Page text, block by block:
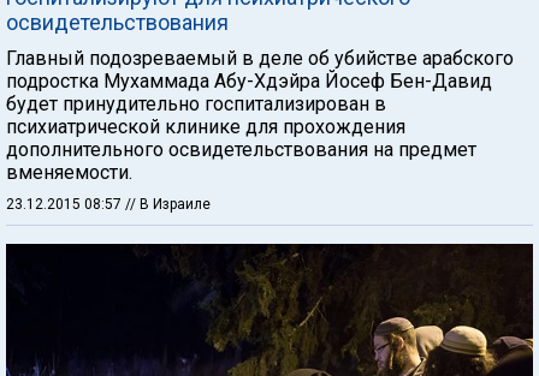
освидетельствования
Главный подозреваемый в деле об убийстве арабского
подростка Мухаммада Абу-Хдэйра Йосеф Бен-Давид
будет принудительно госпитализирован в
психиатрической клинике для прохождения
дополнительного освидетельствования на предмет
вменяемости.
23.12.2015 08:57 // В Израиле